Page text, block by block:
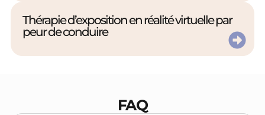
Thérapie d’exposition en réalité virtuelle par
peur de conduire
FAQ